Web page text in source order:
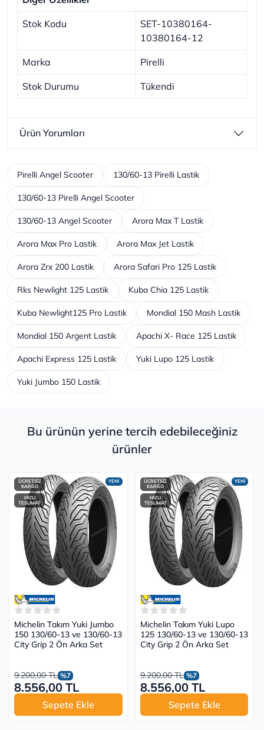
Stok Kodu
SET-10380164-
10380164-12
Marka Pirelli
Stok Durumu Tükendi
Ürün Yorumları
Pirelli Angel Scooter 130/60-13 Pirelli Lastik
130/60-13 Pirelli Angel Scooter
130/60-13 Angel Scooter Arora Max T Lastik
Arora Max Pro Lastik Arora Max Jet Lastik
Arora Zrx 200 Lastik Arora Safari Pro 125 Lastik
Rks Newlight 125 Lastik Kuba Chia 125 Lastik
Kuba Newlight125 Pro Lastik Mondial 150 Mash Lastik
Mondial 150 Argent Lastik Apachi X- Race 125 Lastik
Apachi Express 125 Lastik Yuki Lupo 125 Lastik
Yuki Jumbo 150 Lastik
Bu ürünün yerine tercih edebileceğiniz
ürünler
YENİ
ÜCRETSİZ
KARGO
HIZLI
TESLİMAT
Michelin Takım Yuki Jumbo
150 130/60-13 ve 130/60-13
City Grip 2 Ön Arka Set
9.200,00 TL %7
8.556,00 TL
Sepete Ekle
YENİ
ÜCRETSİZ
KARGO
HIZLI
TESLİMAT
Michelin Takım Yuki Lupo
125 130/60-13 ve 130/60-13
City Grip 2 Ön Arka Set
9.200,00 TL %7
8.556,00 TL
Sepete Ekle